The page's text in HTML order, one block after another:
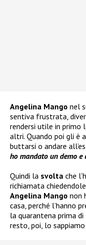
Angelina Mango nel
sentiva frustrata,
rendersi utile in primo
altri. Quando poi gli è
buttarsi o andare
ho mandato un demo e
Quindi la svolta che
richiamata
Angelina Mango non
casa, perché l’hanno
la quarantena prima
resto, poi, lo sappiamo